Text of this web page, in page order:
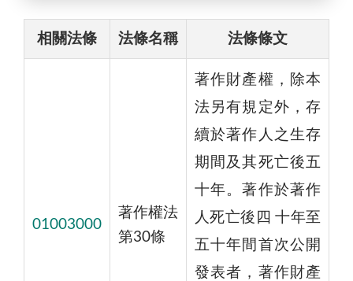
相關法條 法條名稱 法條條文
01003000
著作權法
第30條
著作財產權，除本
法另有規定外，存
續於著作人之生存
期間及其死亡後五
十年。著作於著作
人死亡後四 十年至
五十年間首次公開
發表者，著作財產